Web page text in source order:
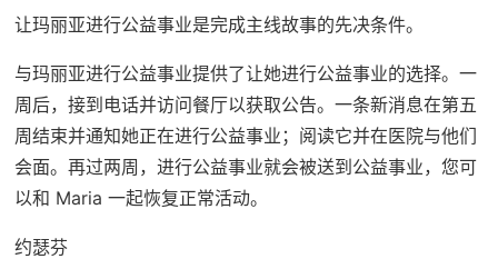
让玛丽亚进行公益事业是完成主线故事的先决条件。
与玛丽亚进行公益事业提供了让她进行公益事业的选择。一
周后，接到电话并访问餐厅以获取公告。一条新消息在第五
周结束并通知她正在进行公益事业；阅读它并在医院与他们
会面。再过两周，进行公益事业就会被送到公益事业，您可
以和 Maria 一起恢复正常活动。
约瑟芬